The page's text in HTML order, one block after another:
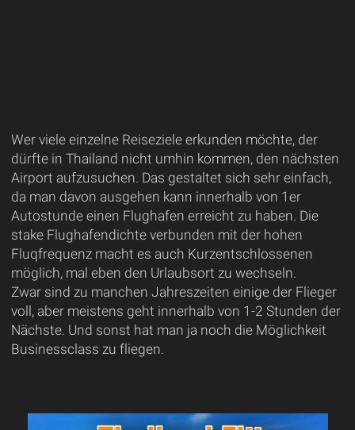
Wer viele einzelne Reiseziele erkunden möchte, der
dürfte in Thailand nicht umhin kommen, den nächsten
Airport aufzusuchen. Das gestaltet sich sehr einfach,
da man davon ausgehen kann innerhalb von 1er
Autostunde einen Flughafen erreicht zu haben. Die
stake Flughafendichte verbunden mit der hohen
Fluqfrequenz macht es auch Kurzentschlossenen
möglich, mal eben den Urlaubsort zu wechseln.
Zwar sind zu manchen Jahreszeiten einige der Flieger
voll, aber meistens geht innerhalb von 1-2 Stunden der
Nächste. Und sonst hat man ja noch die Möglichkeit
Businessclass zu fliegen.